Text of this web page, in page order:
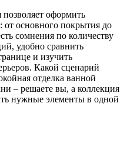
оформить
основного покрытия до
сомнения по количеству
удобно сравнить
и изучить
Какой сценарий
отделка ванной
– решаете вы, а коллекция
нужные элементы в одной